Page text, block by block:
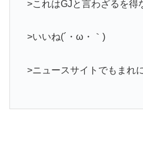
>これはGJと言わざるを得
>いいね(´・ω・｀)
>ニュースサイトでもまれ